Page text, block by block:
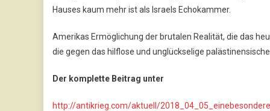
Hauses kaum mehr ist als Israels Echokammer.
Amerikas Ermöglichung der brutalen Realität, die das
die gegen das hilflose und unglückselige
Der komplette Beitrag unter
http://antikrieg.com/aktuell/